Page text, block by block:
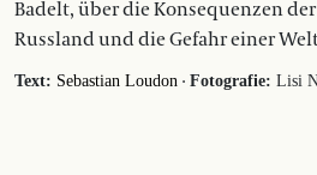
Badelt, über die Konsequenzen
Russland und die Gefahr einer
Text: Sebastian Loudon · Fotografie: Lisi